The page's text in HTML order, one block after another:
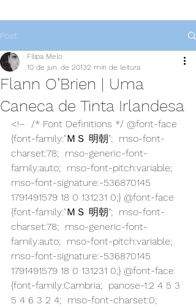
Post
Flann O’Brien | Uma
Caneca de Tinta Irlandesa
Filipa Melo
10 de jun. de 20132 min de leitura
<!–  /* Font Definitions */ @font-face
{font-family:"ＭＳ 明朝";  mso-font-
charset:78;  mso-generic-font-
family:auto;  mso-font-pitch:variable;
mso-font-signature:-536870145
1791491579 18 0 131231 0;} @font-face
{font-family:"ＭＳ 明朝";  mso-font-
charset:78;  mso-generic-font-
family:auto;  mso-font-pitch:variable;
mso-font-signature:-536870145
1791491579 18 0 131231 0;} @font-face
{font-family:Cambria;  panose-1:2 4 5 3
5 4 6 3 2 4;  mso-font-charset:0;